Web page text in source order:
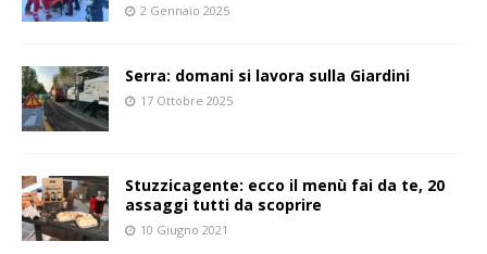
2 Gennaio 2025
Serra: domani si lavora sulla Giardini
17 Ottobre 2025
Stuzzicagente: ecco il menù fai da te, 20
assaggi tutti da scoprire
10 Giugno 2021